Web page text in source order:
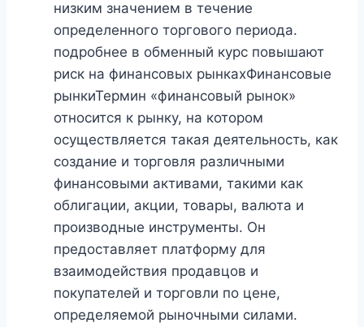
низким значением в течение
определенного торгового периода.
подробнее в обменный курс повышают
риск на финансовых рынкахФинансовые
рынкиТермин «финансовый рынок»
относится к рынку, на котором
осуществляется такая деятельность, как
создание и торговля различными
финансовыми активами, такими как
облигации, акции, товары, валюта и
производные инструменты. Он
предоставляет платформу для
взаимодействия продавцов и
покупателей и торговли по цене,
определяемой рыночными силами.